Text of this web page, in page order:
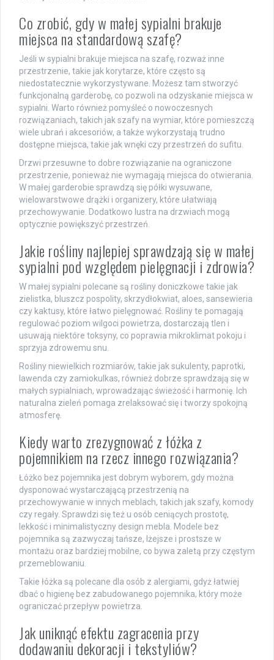
Co zrobić, gdy w małej sypialni brakuje
miejsca na standardową szafę?
Jeśli w sypialni brakuje miejsca na szafę, rozważ inne
przestrzenie, takie jak korytarze, które często są
niedostatecznie wykorzystywane. Możesz tam stworzyć
funkcjonalną garderobę, co pozwoli na odzyskanie miejsca w
sypialni. Warto również pomyśleć o nowoczesnych
rozwiązaniach, takich jak szafy na wymiar, które pomieszczą
wiele ubrań i akcesoriów, a także wykorzystają trudno
dostępne miejsca, takie jak wnęki czy przestrzeń do sufitu.
Drzwi przesuwne to dobre rozwiązanie na ograniczone
przestrzenie, ponieważ nie wymagają miejsca do otwierania.
W małej garderobie sprawdzą się półki wysuwane,
wielowarstwowe drążki i organizery, które ułatwiają
przechowywanie. Dodatkowo lustra na drzwiach mogą
optycznie powiększyć przestrzeń.
Jakie rośliny najlepiej sprawdzają się w małej
sypialni pod względem pielęgnacji i zdrowia?
W małej sypialni polecane są rośliny doniczkowe takie jak
zielistka, bluszcz pospolity, skrzydłokwiat, aloes, sansewieria
czy kaktusy, które łatwo pielęgnować. Rośliny te pomagają
regulować poziom wilgoci powietrza, dostarczają tlen i
usuwają niektóre toksyny, co poprawia mikroklimat pokoju i
sprzyja zdrowemu snu.
Rośliny niewielkich rozmiarów, takie jak sukulenty, paprotki,
lawenda czy zamiokulkas, również dobrze sprawdzają się w
małych sypialniach, wprowadzając świeżość i harmonię. Ich
naturalna zieleń pomaga zrelaksować się i tworzy spokojną
atmosferę.
Kiedy warto zrezygnować z łóżka z
pojemnikiem na rzecz innego rozwiązania?
Łóżko bez pojemnika jest dobrym wyborem, gdy można
dysponować wystarczającą przestrzenią na
przechowywanie w innych meblach, takich jak szafy, komody
czy regały. Sprawdzi się też u osób ceniących prostotę,
lekkość i minimalistyczny design mebla. Modele bez
pojemnika są zazwyczaj tańsze, lżejsze i prostsze w
montażu oraz bardziej mobilne, co bywa zaletą przy częstym
przemeblowaniu.
Takie łóżka są polecane dla osób z alergiami, gdyż łatwiej
dbać o higienę bez zabudowanego pojemnika, który może
ograniczać przepływ powietrza.
Jak uniknąć efektu zagracenia przy
dodawaniu dekoracji i tekstyliów?